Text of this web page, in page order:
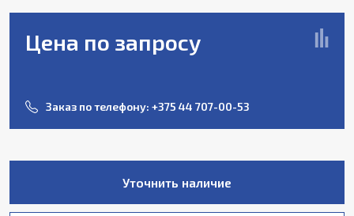
Цена по запросу
Заказ по телефону: +375 44 707-00-53
Уточнить наличие